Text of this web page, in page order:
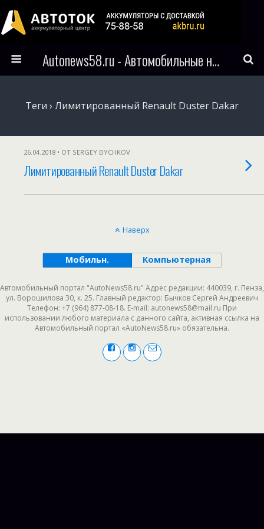
Autonews58.ru - Автомобильные новости Пензы и всего мира
Теги › Лимитированный Renault Duster Dakar
26.04.2018 • ОТ SERGEY BYCHKOV
Лимитированный Renault Duster Dakar
Наверх
Мобильн. Компьютерная
Автомобильный портал "AutoNews58.ru" Адрес редакции: 440039, г. Пенза,
ул. Ворошилова 30, к. 25. Главный редактор: Бычков Сергей Андреевич
Телефон: +7 (964) 877-08-18. E-mail: autonews58@mail.ru При
использовании любого материала с данного сайта, активная ссылка на
Автомобильный портал «AutoNews58.ru» обязательна.